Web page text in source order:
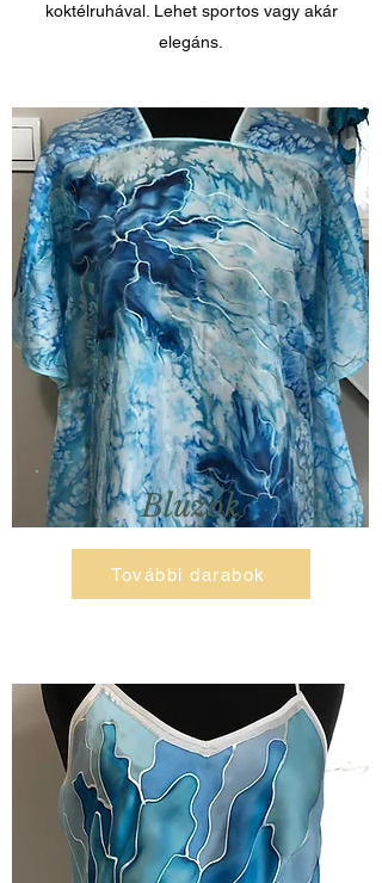
koktélruhával. Lehet sportos vagy akár
elegáns.
Blúzok
További darabok